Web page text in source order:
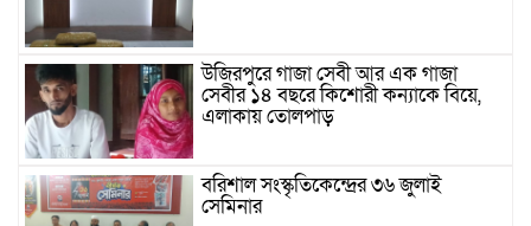
উজিরপুরে গাজা সেবী আর এক গাজা
সেবীর ১৪ বছরে কিশোরী কন্যাকে বিয়ে,
এলাকায় তোলপাড়
বরিশাল সংস্কৃতিকেন্দ্রের ৩৬ জুলাই
সেমিনার